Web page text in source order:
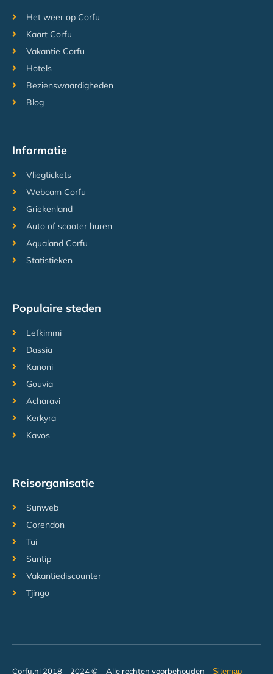
Het weer op Corfu
Kaart Corfu
Vakantie Corfu
Hotels
Bezienswaardigheden
Blog
Informatie
Vliegtickets
Webcam Corfu
Griekenland
Auto of scooter huren
Aqualand Corfu
Statistieken
Populaire steden
Lefkimmi
Dassia
Kanoni
Gouvia
Acharavi
Kerkyra
Kavos
Reisorganisatie
Sunweb
Corendon
Tui
Suntip
Vakantiediscounter
Tjingo
Corfu.nl 2018 – 2024 © – Alle rechten voorbehouden – Sitemap –